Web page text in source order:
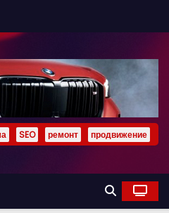
SEO ремонт продвижение